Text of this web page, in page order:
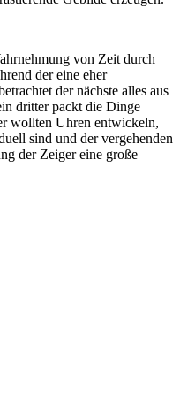
von Zeit durch
der eine eher
der nächste alles aus
dritter packt die Dinge
wollten Uhren entwickeln,
sind und der vergehenden
der Zeiger eine große